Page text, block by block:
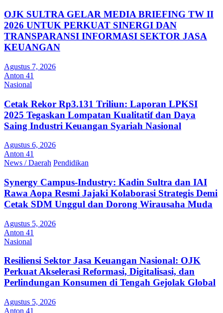
OJK SULTRA GELAR MEDIA BRIEFING TW II
2026 UNTUK PERKUAT SINERGI DAN
TRANSPARANSI INFORMASI SEKTOR JASA
KEUANGAN
Agustus 7, 2026
Anton 41
Nasional
Cetak Rekor Rp3.131 Triliun: Laporan LPKSI
2025 Tegaskan Lompatan Kualitatif dan Daya
Saing Industri Keuangan Syariah Nasional
Agustus 6, 2026
Anton 41
News / Daerah Pendidikan
Synergy Campus-Industry: Kadin Sultra dan IAI
Rawa Aopa Resmi Jajaki Kolaborasi Strategis Demi
Cetak SDM Unggul dan Dorong Wirausaha Muda
Agustus 5, 2026
Anton 41
Nasional
Resiliensi Sektor Jasa Keuangan Nasional: OJK
Perkuat Akselerasi Reformasi, Digitalisasi, dan
Perlindungan Konsumen di Tengah Gejolak Global
Agustus 5, 2026
Anton 41